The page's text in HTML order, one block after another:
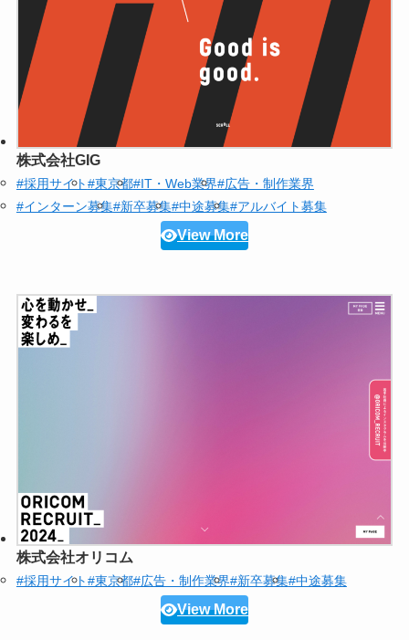
株式会社GIG
#採用サイト#東京都#IT・Web業界#広告・制作業界
#インターン募集#新卒募集#中途募集#アルバイト募集
View More
株式会社オリコム
#採用サイト#東京都#広告・制作業界#新卒募集#中途募集
View More